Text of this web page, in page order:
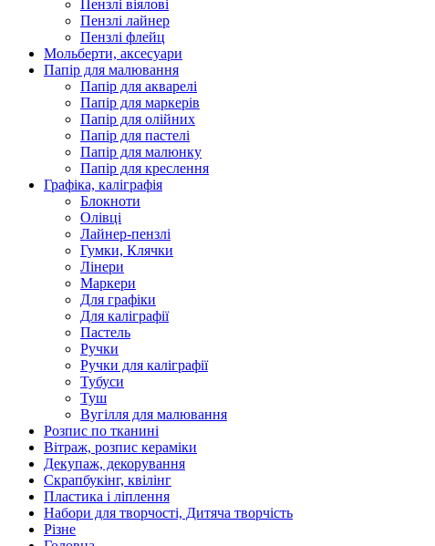
Пензлі віялові
Пензлі лайнер
Пензлі флейц
Мольберти, аксесуари
Папір для малювання
Папір для акварелі
Папір для маркерів
Папір для олійних
Папір для пастелі
Папір для малюнку
Папір для креслення
Графіка, каліграфія
Блокноти
Олівці
Лайнер-пензлі
Гумки, Клячки
Лінери
Маркери
Для графіки
Для каліграфії
Пастель
Ручки
Ручки для каліграфії
Тубуси
Туш
Вугілля для малювання
Розпис по тканині
Вітраж, розпис кераміки
Декупаж, декорування
Скрапбукінг, квілінг
Пластика і ліплення
Набори для творчості, Дитяча творчість
Різне